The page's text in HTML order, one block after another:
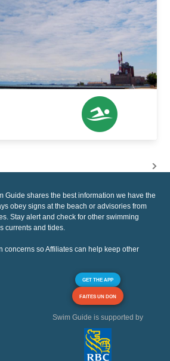
Guide shares the best information we have the
obey signs at the beach or advisories from
Stay alert and check for other swimming
currents and tides.
concerns so Affiliates can help keep other
GET THE APP
FAITES UN DON
Swim Guide is supported by